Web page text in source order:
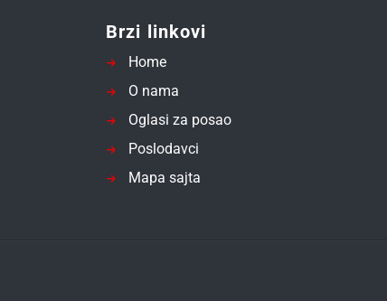
Brzi linkovi
Home
O nama
Oglasi za posao
Poslodavci
Mapa sajta